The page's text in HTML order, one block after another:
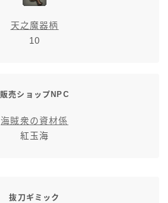
天之魔器柄
10
販売ショップNPC
海賊衆の資材係
紅玉海
抜刀ギミック